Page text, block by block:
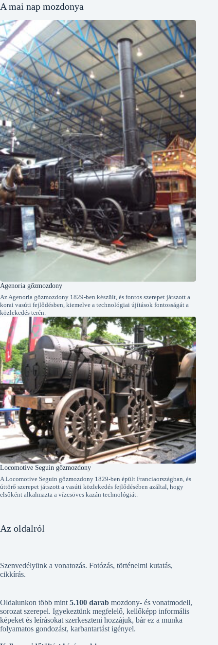
A mai nap mozdonya
Agenoria gőzmozdony
Az Agenoria gőzmozdony 1829-ben készült, és fontos szerepet játszott a
korai vasúti fejlődésben, kiemelve a technológiai újítások fontosságát a
közlekedés terén.
Locomotive Seguin gőzmozdony
A Locomotive Seguin gőzmozdony 1829-ben épült Franciaországban, és
úttörő szerepet játszott a vasúti közlekedés fejlődésében azáltal, hogy
elsőként alkalmazta a vízcsöves kazán technológiát.
Az oldalról
Szenvedélyünk a vonatozás. Fotózás, történelmi kutatás,
cikkírás.
Oldalunkon több mint 5.100 darab mozdony- és vonatmodell,
sorozat szerepel. Igyekeztünk megfelelő, kellőképp informális
képeket és leírásokat szerkeszteni hozzájuk, bár ez a munka
folyamatos gondozást, karbantartást igényel.